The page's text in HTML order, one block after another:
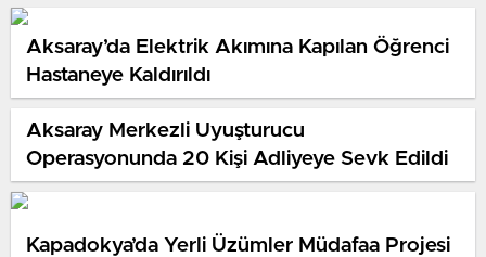
Aksaray’da Elektrik Akımına Kapılan Öğrenci
Hastaneye Kaldırıldı
Aksaray Merkezli Uyuşturucu
Operasyonunda 20 Kişi Adliyeye Sevk Edildi
Kapadokya’da Yerli Üzümler Müdafaa Projesi